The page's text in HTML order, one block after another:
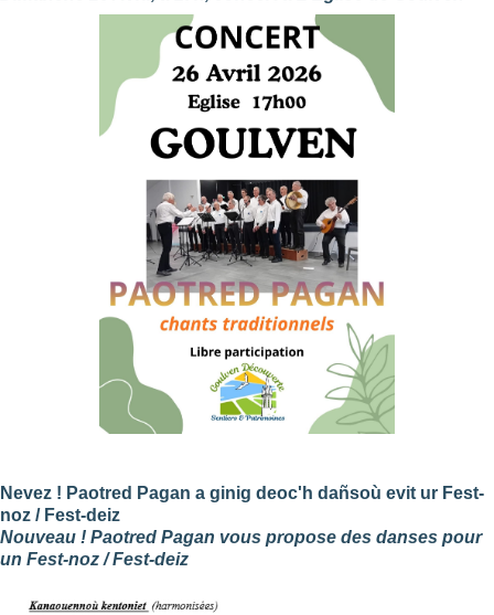
Nevez ! Paotred Pagan a ginig deoc'h dañsoù evit ur Fest-
noz / Fest-deiz
Nouveau ! Paotred Pagan vous propose des danses pour
un Fest-noz / Fest-deiz